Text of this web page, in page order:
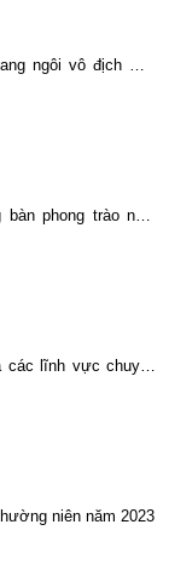
ngôi vô địch Giải
phong trào năm
các lĩnh vực chuyên
niên năm 2023